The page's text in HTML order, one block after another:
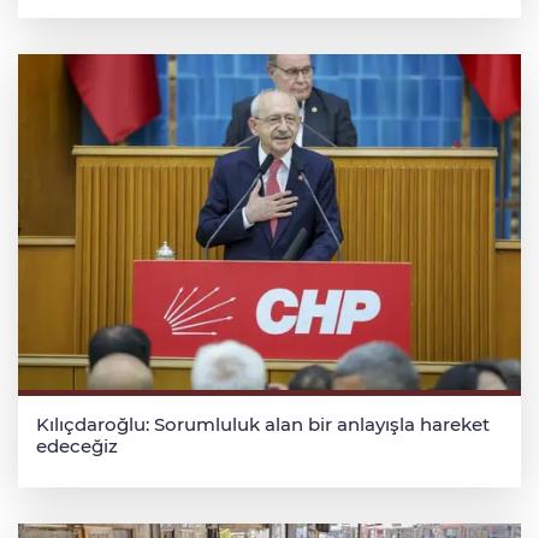
Kılıçdaroğlu: Sorumluluk alan bir anlayışla hareket
edeceğiz